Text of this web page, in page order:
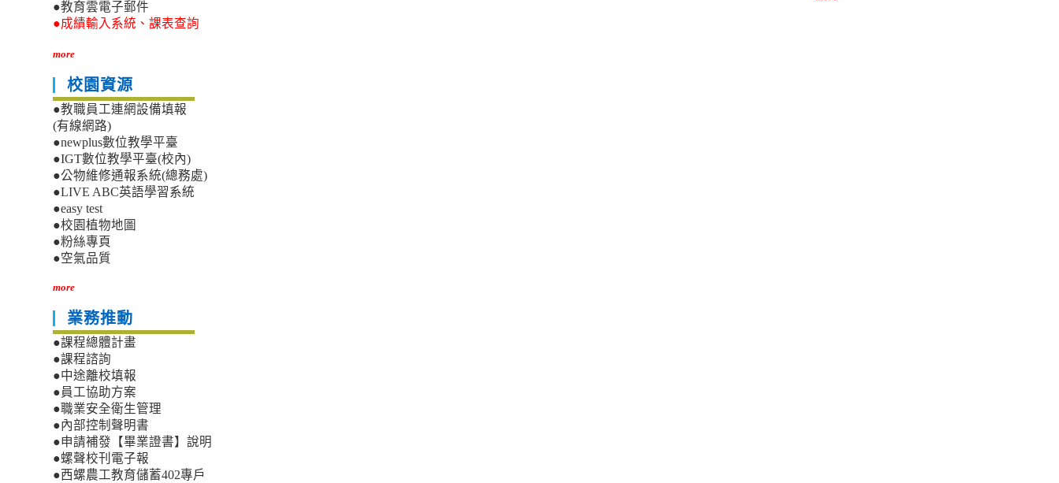
●教育雲電子郵件
●成績輸入系統、課表查詢
more
校園資源
●教職員工連網設備填報
(有線網路)
●newplus數位教學平臺
●IGT數位教學平臺(校內)
●公物維修通報系統(總務處)
●LIVE ABC英語學習系統
●easy test
●校園植物地圖
●粉絲專頁
●空氣品質
more
業務推動
●課程總體計畫
●課程諮詢
●中途離校填報
●員工協助方案
●職業安全衛生管理
●內部控制聲明書
●申請補發【畢業證書】說明
●螺聲校刊電子報
●西螺農工教育儲蓄402專戶